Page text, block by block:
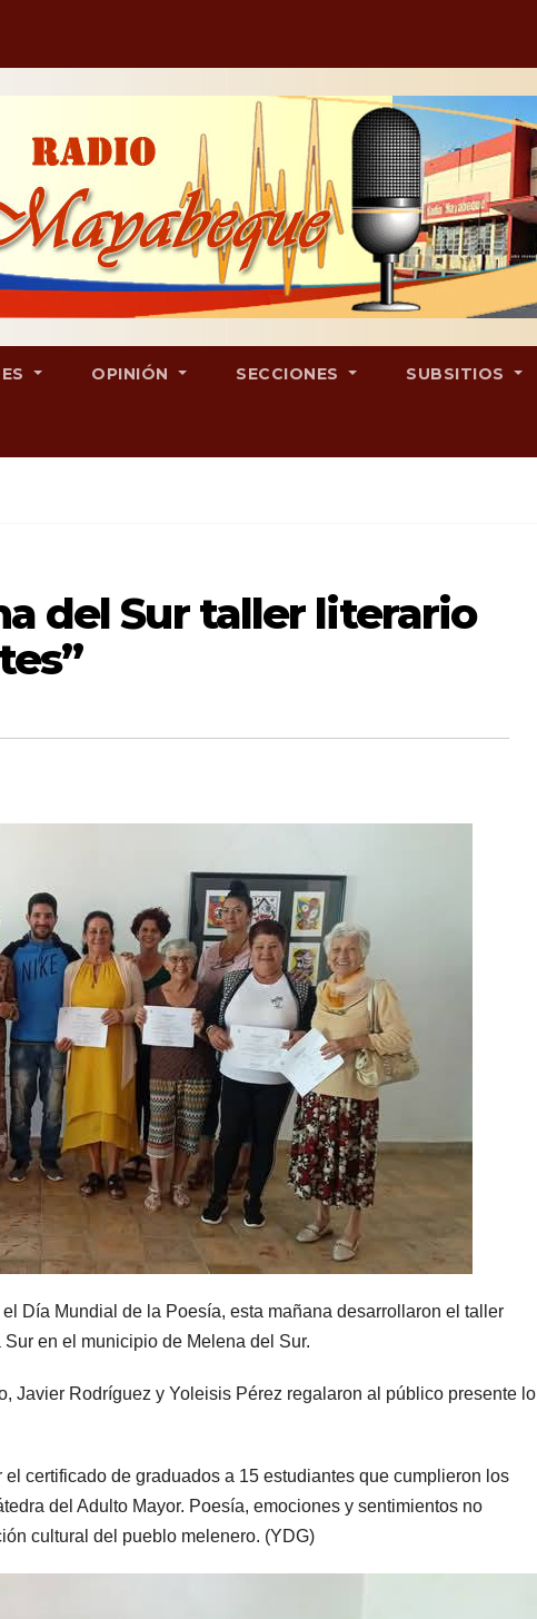
OPINIÓN SECCIONES SUBSITIOS
del Sur taller literario
Día Mundial de la Poesía, esta mañana desarrollaron el taller
en el municipio de Melena del Sur.
Javier Rodríguez y Yoleisis Pérez regalaron al público presente lo
certificado de graduados a 15 estudiantes que cumplieron los
del Adulto Mayor. Poesía, emociones y sentimientos no
cultural del pueblo melenero. (YDG)